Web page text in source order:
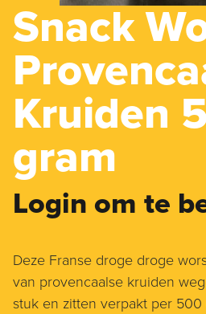
Snack
Kruiden
gram
Login om te
Deze Franse droge droge
van provencaalse kruiden
stuk en zitten verpakt per 500